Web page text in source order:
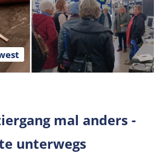
mal anders -
unterwegs